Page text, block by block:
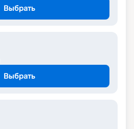
Выбрать
Выбрать